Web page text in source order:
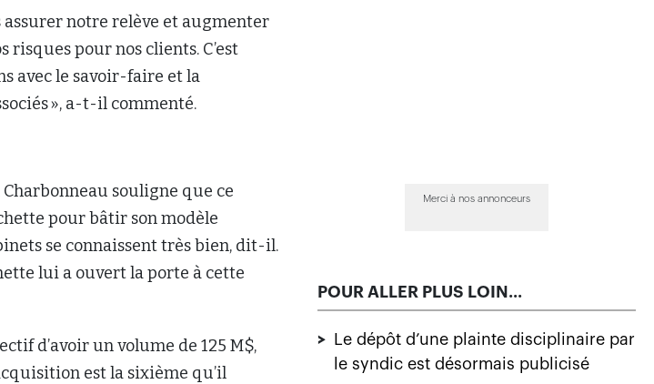
assurer notre relève et augmenter
pour nos clients. C’est
avec le savoir-faire et la
», a-t-il commenté.
Charbonneau souligne que ce
pour bâtir son modèle
se connaissent très bien, dit-il.
lui a ouvert la porte à cette
d’avoir un volume de 125 M$,
est la sixième qu’il
Merci à nos annonceurs
POUR ALLER PLUS LOIN...
>
Le dépôt d’une plainte disciplinaire par
le syndic est désormais publicisé